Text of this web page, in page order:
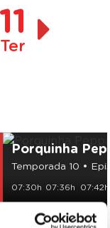
11
Ter
Porquinha
Temporada 10 •
07:30h 07:36h 07:42h
07:54h